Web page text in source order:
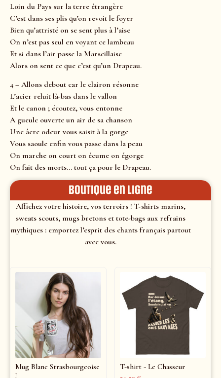
Loin du Pays sur la terre étrangère
C’est dans ses plis qu’on revoit le foyer
Bien qu’attristé on se sent plus à l’aise
On n’est pas seul en voyant ce lambeau
Et si dans l’air passe la Marseillaise
Alors on sent ce que c’est qu’un Drapeau.
4 – Allons debout car le clairon résonne
L’acier reluit là-bas dans le vallon
Et le canon ; écoutez, vous entonne
A gueule ouverte un air de sa chanson
Une âcre odeur vous saisit à la gorge
Vous saoule enfin vous passe dans la peau
On marche on court on écume on égorge
On fait des morts… tout ça pour le Drapeau.
Boutique en ligne
Affichez votre histoire, vos terroirs ! T-shirts marins,
sweats scouts, mugs bretons et tote-bags aux refrains
mythiques : emportez l’esprit des chants français partout
avec vous.
Mug Blanc Strasbourgeoise
!
T-shirt - Le Chasseur